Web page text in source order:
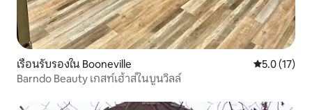
เรือนรับรองใน Booneville คะแนนเฉลี่ย
5.0 (17)
Barndo Beauty เกสท์เฮ้าส์ในบูนวิลล์